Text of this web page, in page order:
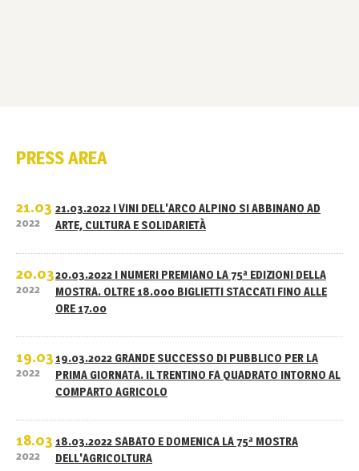
PRESS AREA
21.03
2022
21.03.2022 I VINI DELL'ARCO ALPINO SI ABBINANO AD
ARTE, CULTURA E SOLIDARIETÀ
20.03
2022
20.03.2022 I NUMERI PREMIANO LA 75ª EDIZIONI DELLA
MOSTRA. OLTRE 18.000 BIGLIETTI STACCATI FINO ALLE
ORE 17.00
19.03
2022
19.03.2022 GRANDE SUCCESSO DI PUBBLICO PER LA
PRIMA GIORNATA. IL TRENTINO FA QUADRATO INTORNO AL
COMPARTO AGRICOLO
18.03
2022
18.03.2022 SABATO E DOMENICA LA 75ª MOSTRA
DELL'AGRICOLTURA